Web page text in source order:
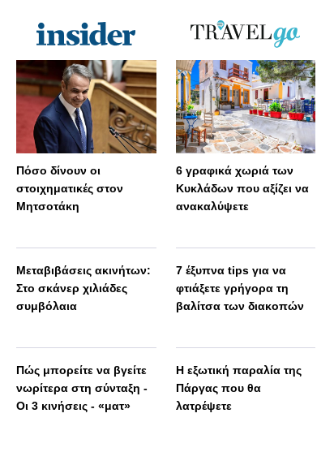
Πόσο δίνουν οι
στοιχηματικές στον
Μητσοτάκη
Μεταβιβάσεις ακινήτων:
Στο σκάνερ χιλιάδες
συμβόλαια
Πώς μπορείτε να βγείτε
νωρίτερα στη σύνταξη -
Οι 3 κινήσεις - «ματ»
6 γραφικά χωριά των
Κυκλάδων που αξίζει να
ανακαλύψετε
7 έξυπνα tips για να
φτιάξετε γρήγορα τη
βαλίτσα των διακοπών
Η εξωτική παραλία της
Πάργας που θα
λατρέψετε